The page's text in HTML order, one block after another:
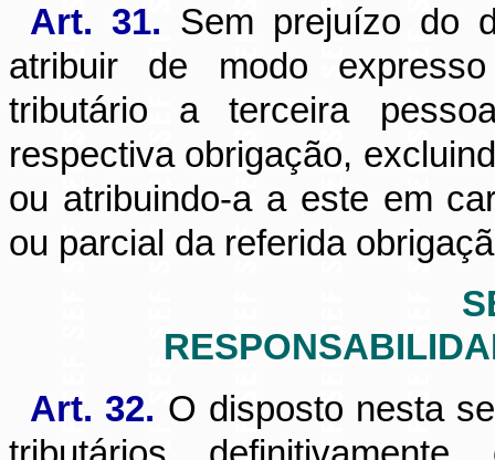
Art. 31. Sem prejuízo do
atribuir de modo
tributário a terceira
respectiva obrigação,
ou atribuindo-a a este em
ou parcial da referida
Art. 32. O disposto nesta